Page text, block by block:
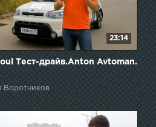
23:14
Тест-драйв.Anton Avtoman.
Воротников